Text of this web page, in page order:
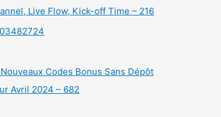
Live Flow, Kick-off Time – 216
Codes Bonus Sans Dépôt
Avril 2024 – 682